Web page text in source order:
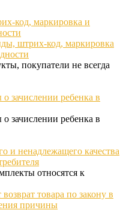
штрих-код, маркировка
покупатели не всегда
зачислении ребенка в
зачислении ребенка в
и ненадлежащего качества
относятся к